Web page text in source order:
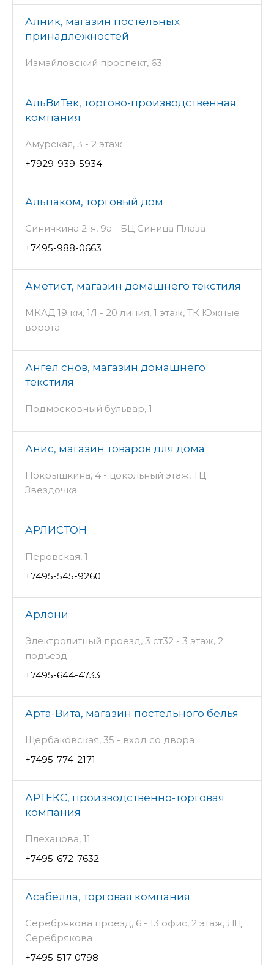
Алник, магазин постельных
принадлежностей
Измайловский проспект, 63
АльВиТек, торгово-производственная
компания
Амурская, 3 - 2 этаж
+7929-939-5934
Альпаком, торговый дом
Синичкина 2-я, 9а - БЦ Синица Плаза
+7495-988-0663
Аметист, магазин домашнего текстиля
МКАД 19 км, 1/1 - 20 линия, 1 этаж, ТК Южные
ворота
Ангел снов, магазин домашнего
текстиля
Подмосковный бульвар, 1
Анис, магазин товаров для дома
Покрышкина, 4 - цокольный этаж, ТЦ
Звездочка
АРЛИСТОН
Перовская, 1
+7495-545-9260
Арлони
Электролитный проезд, 3 ст32 - 3 этаж, 2
подъезд
+7495-644-4733
Арта-Вита, магазин постельного белья
Щербаковская, 35 - вход со двора
+7495-774-2171
АРТЕКС, производственно-торговая
компания
Плеханова, 11
+7495-672-7632
Асабелла, торговая компания
Серебрякова проезд, 6 - 13 офис, 2 этаж, ДЦ
Серебрякова
+7495-517-0798